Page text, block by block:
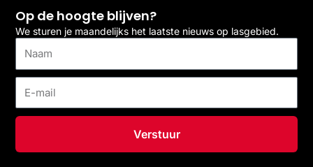
Op de hoogte blijven?
We sturen je maandelijks het laatste nieuws op lasgebied.
mail
Verstuur